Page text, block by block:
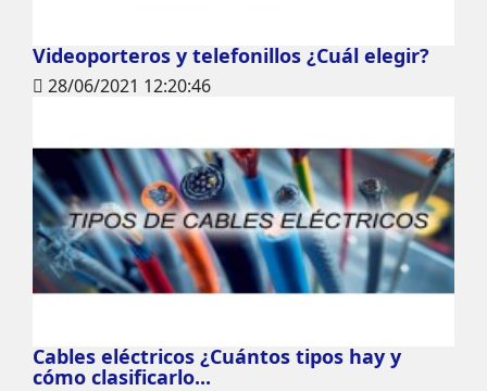
Videoporteros y telefonillos ¿Cuál elegir?
28/06/2021 12:20:46
Cables eléctricos ¿Cuántos tipos hay y
cómo clasificarlo...